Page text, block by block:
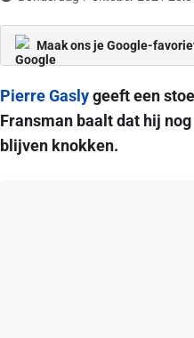
Maak ons je Google-
Pierre Gaslygeeft een
Fransman baalt dat hij
blijven knokken.